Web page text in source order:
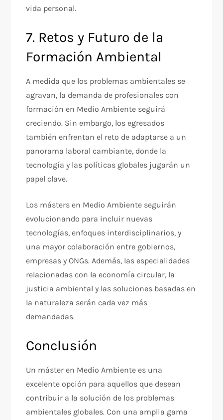
vida personal.
7. Retos y Futuro de la
Formación Ambiental
A medida que los problemas ambientales se
agravan, la demanda de profesionales con
formación en Medio Ambiente seguirá
creciendo. Sin embargo, los egresados
también enfrentan el reto de adaptarse a un
panorama laboral cambiante, donde la
tecnología y las políticas globales jugarán un
papel clave.
Los másters en Medio Ambiente seguirán
evolucionando para incluir nuevas
tecnologías, enfoques interdisciplinarios, y
una mayor colaboración entre gobiernos,
empresas y ONGs. Además, las especialidades
relacionadas con la economía circular, la
justicia ambiental y las soluciones basadas en
la naturaleza serán cada vez más
demandadas.
Conclusión
Un máster en Medio Ambiente es una
excelente opción para aquellos que desean
contribuir a la solución de los problemas
ambientales globales. Con una amplia gama